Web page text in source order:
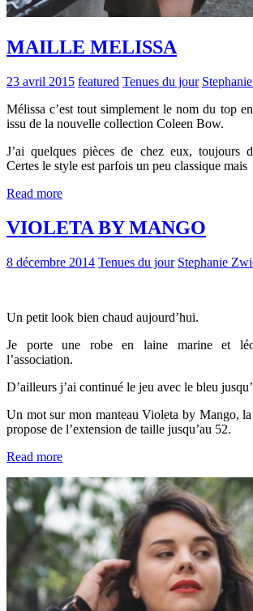
MAILLE MELISSA
23 avril 2015 featured Tenues du jour
Mélissa c’est tout simplement le nom du top
issu de la nouvelle collection Coleen Bow.
J’ai quelques pièces de chez eux, toujours
Certes le style est parfois un peu classique mais
Read more
VIOLETA BY MANGO
8 décembre 2014 Tenues du jour Stephanie
Un petit look bien chaud aujourd’hui.
Je porte une robe en laine marine et
l’association.
D’ailleurs j’ai continué le jeu avec le bleu
Un mot sur mon manteau Violeta by Mango,
propose de l’extension de taille jusqu’au 52.
Read more